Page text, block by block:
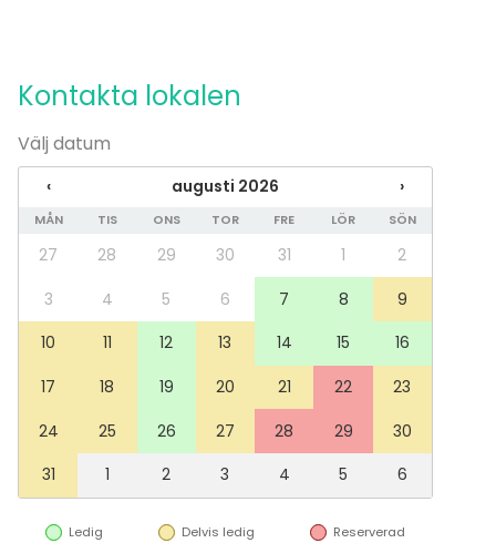
Tilan yhteyshenkilön kanssa oli myös helppoa
Kontakta lokalen
Välj datum
‹ augusti 2026 ›
MÅN TIS ONS TOR FRE LÖR SÖN
27 28 29 30 31 1
2
3
4 5 6 7 8
9
10
11 12 13 14 15
16
17
18 19 20 21 22
23
24
25 26 27 28 29
30
31
1 2 3 4 5 6
Ledig Delvis ledig Reserverad